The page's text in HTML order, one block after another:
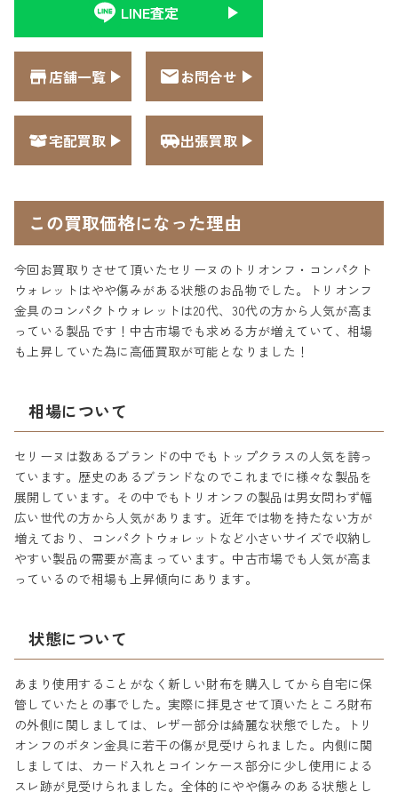
LINE査定
店舗一覧 お問合せ
宅配買取 出張買取
この買取価格になった理由
今回お買取りさせて頂いたセリーヌのトリオンフ・コンパクト
ウォレットはやや傷みがある状態のお品物でした。トリオンフ
金具のコンパクトウォレットは20代、30代の方から人気が高ま
っている製品です！中古市場でも求める方が増えていて、相場
も上昇していた為に高価買取が可能となりました！
相場について
セリーヌは数あるブランドの中でもトップクラスの人気を誇っ
ています。歴史のあるブランドなのでこれまでに様々な製品を
展開しています。その中でもトリオンフの製品は男女問わず幅
広い世代の方から人気があります。近年では物を持たない方が
増えており、コンパクトウォレットなど小さいサイズで収納し
やすい製品の需要が高まっています。中古市場でも人気が高ま
っているので相場も上昇傾向にあります。
状態について
あまり使用することがなく新しい財布を購入してから自宅に保
管していたとの事でした。実際に拝見させて頂いたところ財布
の外側に関しましては、レザー部分は綺麗な状態でした。トリ
オンフのボタン金具に若干の傷が見受けられました。内側に関
しましては、カード入れとコインケース部分に少し使用による
スレ跡が見受けられました。全体的にやや傷みのある状態とし